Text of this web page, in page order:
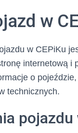
w
w CEPiKu
internetową i
o
technicznych.
pojazdu